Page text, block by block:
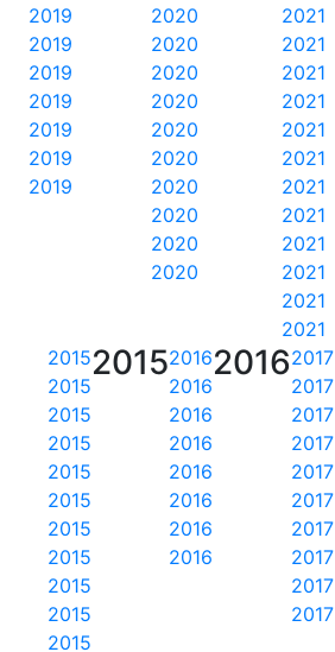
2021
2021
2021
2021
2021
2021
2021
2021
2021
2021
2021
2021
2020
2020
2020
2020
2020
2020
2020
2020
2020
2020
2019
2019
2019
2019
2019
2019
2019
2017
2017
2017
2017
2017
2017
2017
2017
2017
2017
2016
2016
2016
2016
2016
2016
2016
2016
2016
2015
2015
2015
2015
2015
2015
2015
2015
2015
2015
2015
2015